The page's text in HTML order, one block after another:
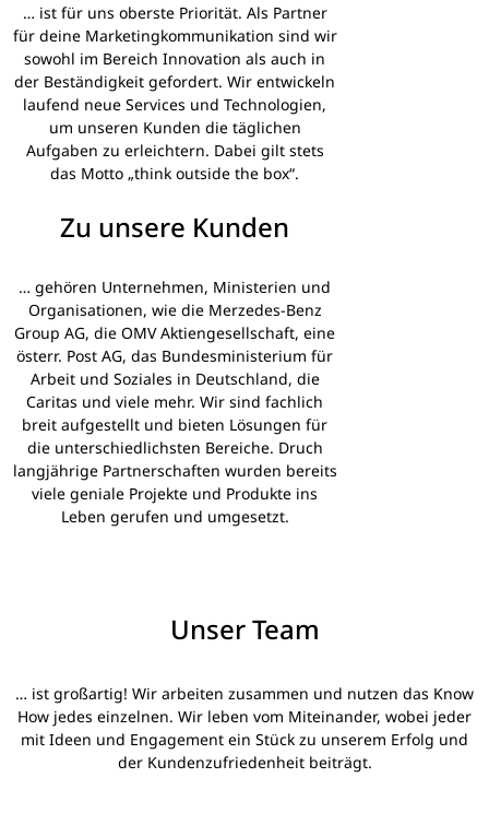
… ist für uns oberste Priorität. Als Partner
für deine Marketingkommunikation sind wir
sowohl im Bereich Innovation als auch in
der Beständigkeit gefordert. Wir entwickeln
laufend neue Services und Technologien,
um unseren Kunden die täglichen
Aufgaben zu erleichtern. Dabei gilt stets
das Motto „think outside the box“.
Zu unsere Kunden
… gehören Unternehmen, Ministerien und
Organisationen, wie die Merzedes-Benz
Group AG, die OMV Aktiengesellschaft, eine
österr. Post AG, das Bundesministerium für
Arbeit und Soziales in Deutschland, die
Caritas und viele mehr. Wir sind fachlich
breit aufgestellt und bieten Lösungen für
die unterschiedlichsten Bereiche. Druch
langjährige Partnerschaften wurden bereits
viele geniale Projekte und Produkte ins
Leben gerufen und umgesetzt.
Unser Team
… ist großartig! Wir arbeiten zusammen und nutzen das Know
How jedes einzelnen. Wir leben vom Miteinander, wobei jeder
mit Ideen und Engagement ein Stück zu unserem Erfolg und
der Kundenzufriedenheit beiträgt.